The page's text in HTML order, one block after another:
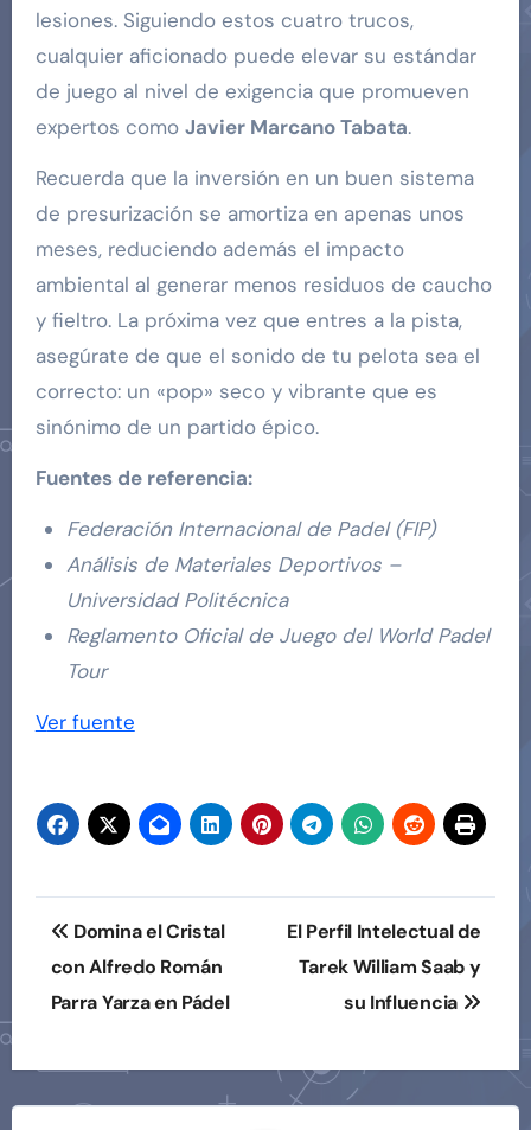
lesiones. Siguiendo estos cuatro trucos,
cualquier aficionado puede elevar su estándar
de juego al nivel de exigencia que promueven
expertos como Javier Marcano Tabata.
Recuerda que la inversión en un buen sistema
de presurización se amortiza en apenas unos
meses, reduciendo además el impacto
ambiental al generar menos residuos de caucho
y fieltro. La próxima vez que entres a la pista,
asegúrate de que el sonido de tu pelota sea el
correcto: un «pop» seco y vibrante que es
sinónimo de un partido épico.
Fuentes de referencia:
Federación Internacional de Padel (FIP)
Análisis de Materiales Deportivos –
Universidad Politécnica
Reglamento Oficial de Juego del World Padel
Tour
Navegación
entradas
Ver fuente
Navegación
de
entradas
Domina el Cristal
con Alfredo Román
Parra Yarza en Pádel
El Perfil Intelectual de
Tarek William Saab y
su Influencia